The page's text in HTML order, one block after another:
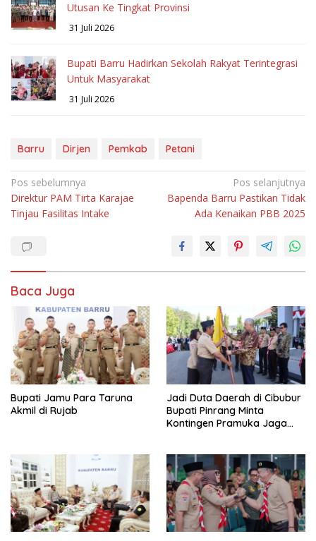
Utusan Ke Tingkat Provinsi
31 Juli 2026
Bupati Barru Hadirkan Sekolah Rakyat Terintegrasi
Untuk Masyarakat
31 Juli 2026
Barru Dirjen Pemkab Petani
Navigasi
pos
Pos sebelumnya
Direktur PAM Tirta Karajae
Tinjau Fasilitas Intake
Pos selanjutnya
Bapenda Barru Pastikan Tidak
Ada Kenaikan PBB 2025
Baca Juga
Bupati Jamu Para Taruna
Akmil di Rujab
Jadi Duta Daerah di Cibubur
Bupati Pinrang Minta
Kontingen Pramuka Jaga